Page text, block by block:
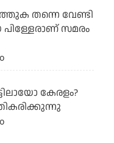
തന്നെ വേണ്ടി
സമരം
കേരളം?